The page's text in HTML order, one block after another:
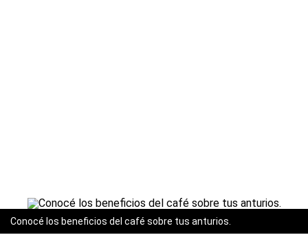
Conocé los beneficios del café sobre tus anturios.